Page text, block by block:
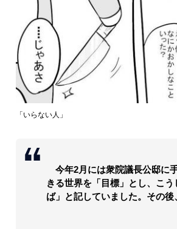
「いらない人」
今年2月には衆院議長公邸に
きる世界を「目標」とし、こ
ば」と記していました。その後